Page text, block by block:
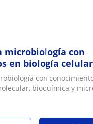
microbiología con
en biología
y
con
bioquímica y